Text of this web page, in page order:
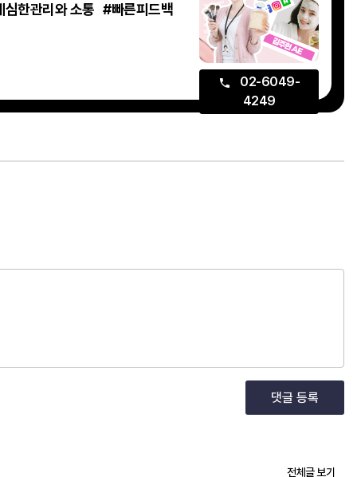
한관리와 소통 #빠른피드백
02-6049-
4249
댓글 등록
전체글 보기